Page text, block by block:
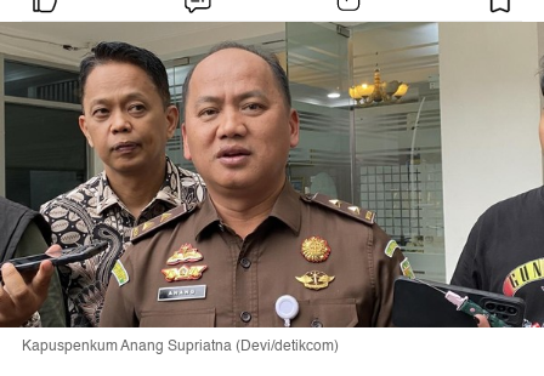
Kapuspenkum Anang Supriatna (Devi/detikcom)